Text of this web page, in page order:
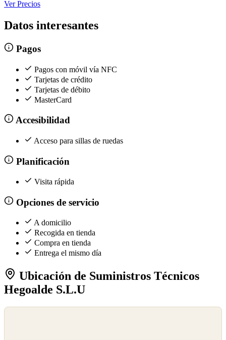
Ver Precios
Datos interesantes
Pagos
Pagos con móvil vía NFC
Tarjetas de crédito
Tarjetas de débito
MasterCard
Accesibilidad
Acceso para sillas de ruedas
Planificación
Visita rápida
Opciones de servicio
A domicilio
Recogida en tienda
Compra en tienda
Entrega el mismo día
Ubicación de Suministros Técnicos
Hegoalde S.L.U